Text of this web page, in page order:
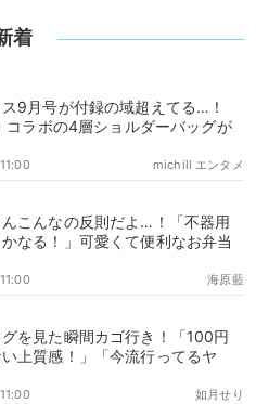
着
9月号が付録の域超えてる…！
コラボの4層ショルダーバッグが
michill エンタメ
こんなの反則だよ…！「不器用
なる！」可愛くて便利なお弁当
海原藍
を見た瞬間カゴ行き！「100円
上質感！」「今流行ってるヤ
如月せり